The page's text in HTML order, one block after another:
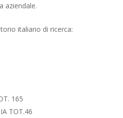
aziendale.
italiano di ricerca:
165
TOT.46